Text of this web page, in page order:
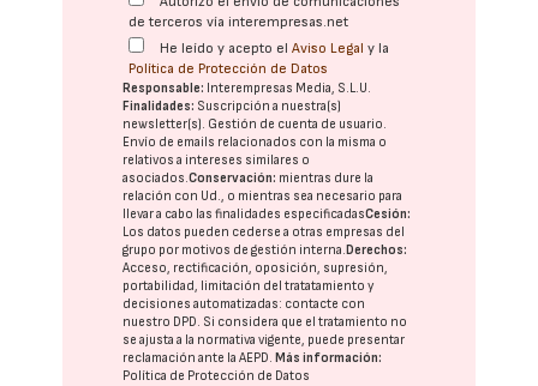
de terceros vía interempresas.net
He leído y acepto elAviso Legal y la
Política de Protección de Datos
Responsable: Interempresas Media, S.L.U.
Finalidades: Suscripción a nuestra(s)
newsletter(s). Gestión de cuenta de usuario.
Envío de emails relacionados con la misma o
relativos a intereses similares o
asociados.Conservación: mientras dure la
relación con Ud., o mientras sea necesario para
llevar a cabo las finalidades especificadasCesión:
Los datos pueden cederse a otras empresas del
grupo por motivos de gestión interna. Derechos:
Acceso, rectificación, oposición, supresión,
portabilidad, limitación del tratatamiento y
decisiones automatizadas: contacte con
nuestro DPD. Si considera que el tratamiento no
se ajusta a la normativa vigente, puede presentar
reclamación ante laAEPD. Más información:
Política de Protección de Datos